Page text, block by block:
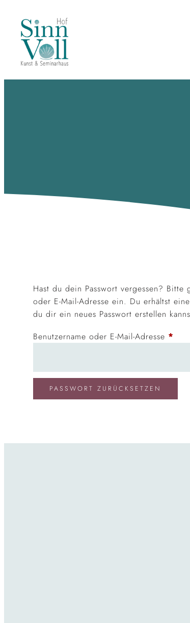
Hast du dein Passwort vergessen? Bitte
oder E-Mail-Adresse ein. Du erhältst
du dir ein neues Passwort erstellen
Benutzername oder E-Mail-Adresse *
PASSWORT ZURÜCKSETZEN